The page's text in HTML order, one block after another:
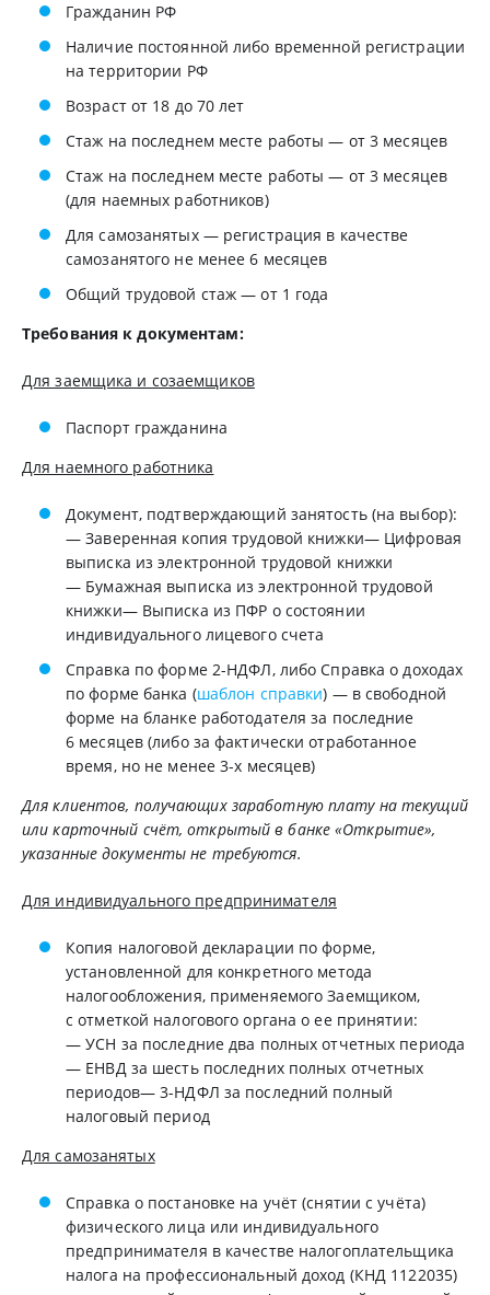
Гражданин РФ
Наличие постоянной либо временной регистрации
на территории РФ
Возраст от 18 до 70 лет
Стаж на последнем месте работы — от 3 месяцев
Стаж на последнем месте работы — от 3 месяцев
(для наемных работников)
Для самозанятых — регистрация в качестве
самозанятого не менее 6 месяцев
Общий трудовой стаж — от 1 года
Требования к документам:
Для заемщика и созаемщиков
Паспорт гражданина
Для наемного работника
Документ, подтверждающий занятость (на выбор):
— Заверенная копия трудовой книжки— Цифровая
выписка из электронной трудовой книжки
— Бумажная выписка из электронной трудовой
книжки— Выписка из ПФР о состоянии
индивидуального лицевого счета
Справка по форме 2-НДФЛ, либо Справка о доходах
по форме банка (шаблон справки) — в свободной
форме на бланке работодателя за последние
6 месяцев (либо за фактически отработанное
время, но не менее 3-х месяцев)
Для клиентов, получающих заработную плату на текущий
или карточный счёт, открытый в банке «Открытие»,
указанные документы не требуются.
Для индивидуального предпринимателя
Копия налоговой декларации по форме,
установленной для конкретного метода
налогообложения, применяемого Заемщиком,
с отметкой налогового органа о ее принятии:
— УСН за последние два полных отчетных периода
— ЕНВД за шесть последних полных отчетных
периодов— 3-НДФЛ за последний полный
налоговый период
Для самозанятых
Справка о постановке на учёт (снятии с учёта)
физического лица или индивидуального
предпринимателя в качестве налогоплательщика
налога на профессиональный доход (КНД 1122035)